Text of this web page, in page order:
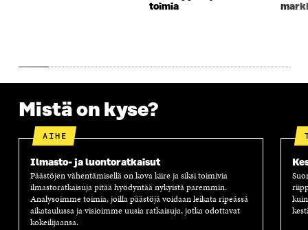
I
K
N
A
S
S
A
K
U
S
A
I
K
U
S
S
A
U
A
S
A
toimia
Mistä on kyse?
AIHE
Ilmasto- ja luontoratkaisut
Päästöjen vähentämisellä on kova kiire ja siksi toimivia
ilmastoratkaisuja pitää hyödyntää nykyistä paremmin.
Analysoimme toimia, joilla päästöjä voidaan leikata ripeässä
aikataulussa ja visioimme uusia ratkaisuja, jotka odottavat
kokeilijaansa.